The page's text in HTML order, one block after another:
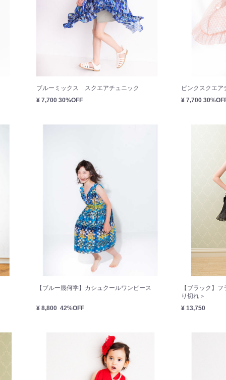
ブルーミックス スクエアチュニック
¥ 7,700 30%OFF
ピンクスクエア
¥ 7,700
【ブルー幾何学】カシュクールワンピース
¥ 8,800 42%OFF
【ブラック】
り切れ＞
¥ 13,750